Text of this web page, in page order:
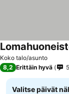
Koko talo/asunto
8,2 Erittäin hyvä
Valitse päivät